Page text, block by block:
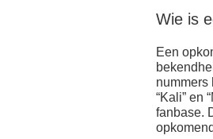
Wie is
Een
nummers
“Kali” en
fanbase.